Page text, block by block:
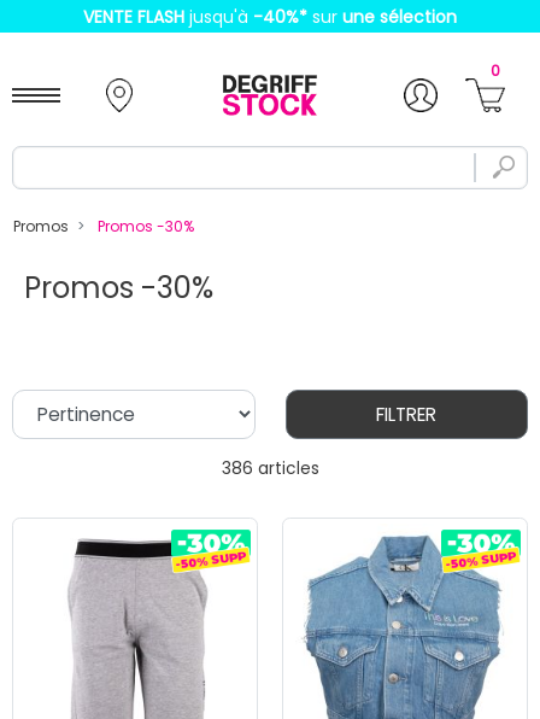
VENTE FLASH jusqu'à -40%* sur une sélection
0
Promos Promos -30%
Promos -30%
386 articles
FILTRER